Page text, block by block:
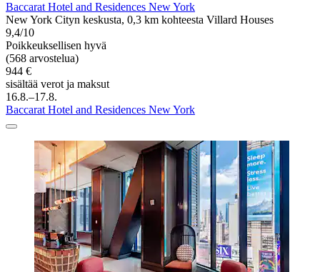
Baccarat Hotel and Residences New York
New York Cityn keskusta, 0,3 km kohteesta Villard Houses
9,4/10
Poikkeuksellisen hyvä
(568 arvostelua)
944 €
sisältää verot ja maksut
16.8.–17.8.
Baccarat Hotel and Residences New York